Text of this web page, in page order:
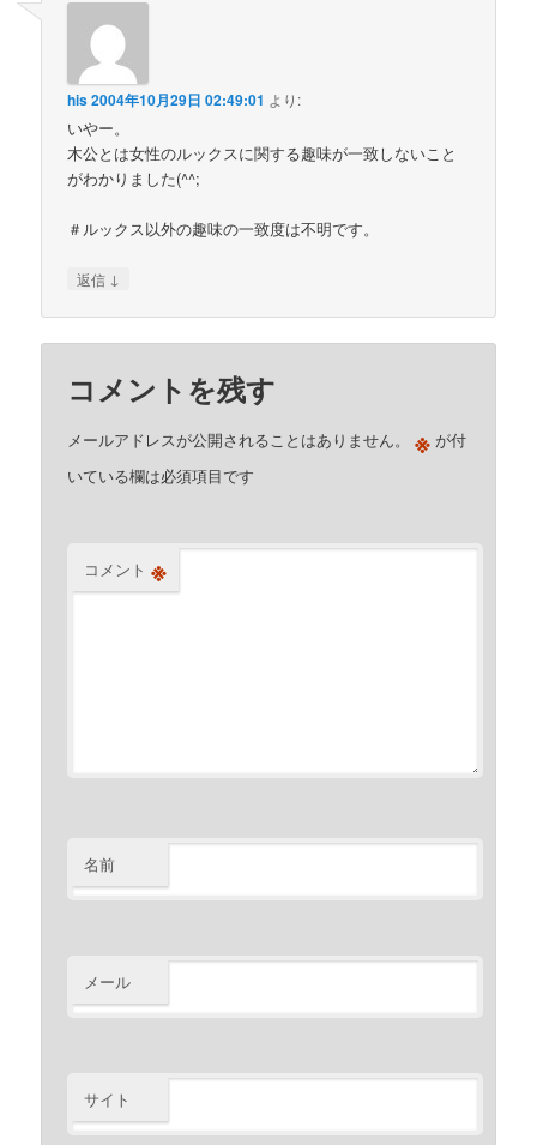
his2004年10月29日 02:49:01 より:
いやー。
木公とは女性のルックスに関する趣味が一致しないこと
がわかりました(^^;
＃ルックス以外の趣味の一致度は不明です。
返信 ↓
コメントを残す
メールアドレスが公開されることはありません。 ※ が付
いている欄は必須項目です
コメント ※
名前
メール
サイト